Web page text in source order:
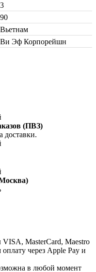
3
90
Вьетнам
Ви Эф Корпорейшн
(ПВЗ)
доставки.
MasterCard, Maestro
через Apple Pay и
в любой момент